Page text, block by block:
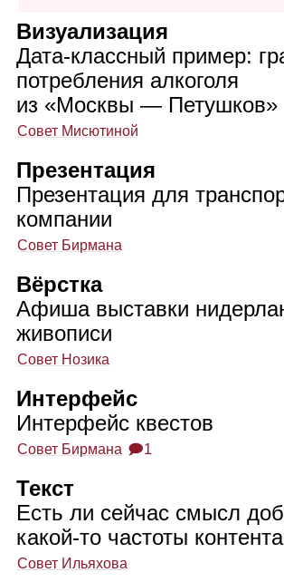
Визуализация
Дата‑классный пример:
потребления алкоголя
из «Москвы — Петушков»
Совет Мисютиной
Презентация
Презентация для
компании
Совет Бирмана
Вёрстка
Афиша выставки
живописи
Совет Нозика
Интерфейс
Интерфейс квестов
Совет Бирмана 🗩1
Текст
Есть ли сейчас смысл
какой‑то частоты
Совет Ильяхова